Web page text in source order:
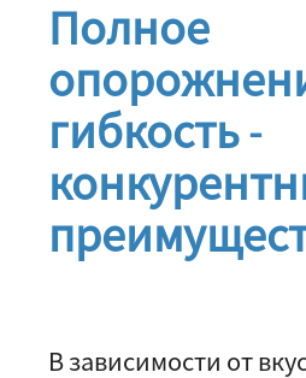
Полное
гибкость -
В зависимости от